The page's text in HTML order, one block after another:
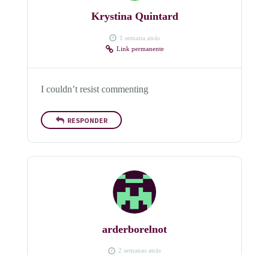
Krystina Quintard
1 semana atrás
Link permanente
I couldn’t resist commenting
RESPONDER
arderborelnot
2 semanas atrás